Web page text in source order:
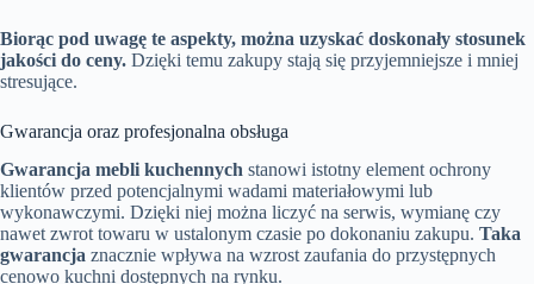
Biorąc pod uwagę te aspekty, można uzyskać doskonały stosunek
jakości do ceny. Dzięki temu zakupy stają się przyjemniejsze i mniej
stresujące.
Gwarancja oraz profesjonalna obsługa
Gwarancja mebli kuchennych stanowi istotny element ochrony
klientów przed potencjalnymi wadami materiałowymi lub
wykonawczymi. Dzięki niej można liczyć na serwis, wymianę czy
nawet zwrot towaru w ustalonym czasie po dokonaniu zakupu. Taka
gwarancja znacznie wpływa na wzrost zaufania do przystępnych
cenowo kuchni dostępnych na rynku.